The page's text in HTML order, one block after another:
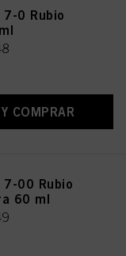
7-0 Rubio
COMPRAR
7-00 Rubio
60 ml